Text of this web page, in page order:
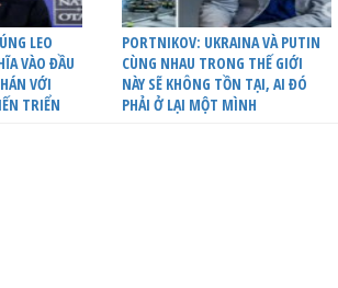
LEO
VÀO ĐẦU
VỚI
TRIỂN
PORTNIKOV: UKRAINA VÀ PUTIN
CÙNG NHAU TRONG THẾ GIỚI
NÀY SẼ KHÔNG TỒN TẠI, AI ĐÓ
PHẢI Ở LẠI MỘT MÌNH